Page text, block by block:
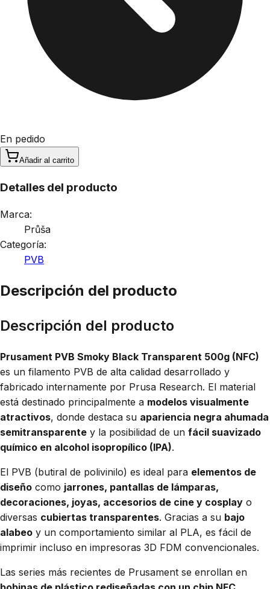
En pedido
Añadir al carrito
Detalles del producto
Marca:
Průša
Categoría:
PVB
Descripción del producto
Descripción del producto
Prusament PVB Smoky Black Transparent 500g (NFC)
es un filamento PVB de alta calidad desarrollado y
fabricado internamente por Prusa Research. El material
está destinado principalmente a modelos visualmente
atractivos, donde destaca su apariencia negra ahumada
semitransparente y la posibilidad de un fácil suavizado
químico en alcohol isopropílico (IPA).
El PVB (butiral de polivinilo) es ideal para elementos de
diseño como jarrones, pantallas de lámparas,
decoraciones, joyas, accesorios de cine y cosplay o
diversas cubiertas transparentes. Gracias a su bajo
alabeo y un comportamiento similar al PLA, es fácil de
imprimir incluso en impresoras 3D FDM convencionales.
Las series más recientes de Prusament se enrollan en